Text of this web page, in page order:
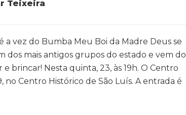
Teixeira
a vez do Bumba Meu Boi da Madre Deus se
dos mais antigos grupos do estado e vem do
brincar! Nesta quinta, 23, às 19h. O Centro
no Centro Histórico de São Luís. A entrada é